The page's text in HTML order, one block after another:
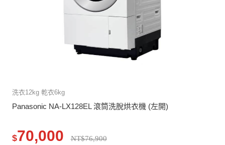
洗衣12kg 乾衣6kg
Panasonic NA-LX128EL 滾筒洗脫烘衣機 (左開)
$70,000 NT$76,900